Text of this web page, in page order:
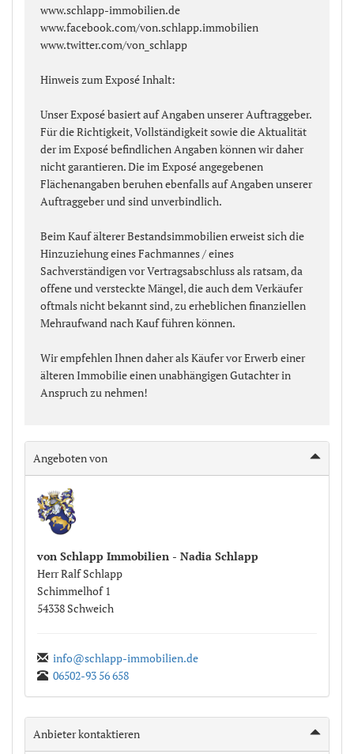
www.schlapp-immobilien.de
www.facebook.com/von.schlapp.immobilien
www.twitter.com/von_schlapp
Hinweis zum Exposé Inhalt:
Unser Exposé basiert auf Angaben unserer Auftraggeber.
Für die Richtigkeit, Vollständigkeit sowie die Aktualität
der im Exposé befindlichen Angaben können wir daher
nicht garantieren. Die im Exposé angegebenen
Flächenangaben beruhen ebenfalls auf Angaben unserer
Auftraggeber und sind unverbindlich.
Beim Kauf älterer Bestandsimmobilien erweist sich die
Hinzuziehung eines Fachmannes / eines
Sachverständigen vor Vertragsabschluss als ratsam, da
offene und versteckte Mängel, die auch dem Verkäufer
oftmals nicht bekannt sind, zu erheblichen finanziellen
Mehraufwand nach Kauf führen können.
Wir empfehlen Ihnen daher als Käufer vor Erwerb einer
älteren Immobilie einen unabhängigen Gutachter in
Anspruch zu nehmen!
Angeboten von
von Schlapp Immobilien - Nadia Schlapp
HerrRalf Schlapp
Schimmelhof 1
54338 Schweich
info@schlapp-immobilien.de
06502-93 56 658
Anbieter kontaktieren